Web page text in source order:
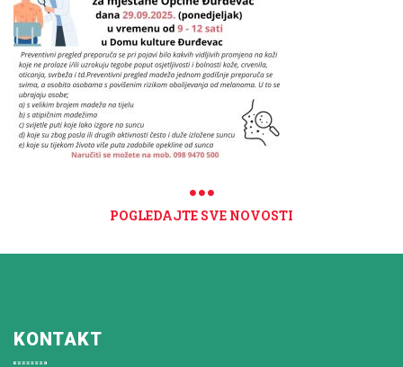
POGLEDAJTE SVE NOVOSTI
KONTAKT